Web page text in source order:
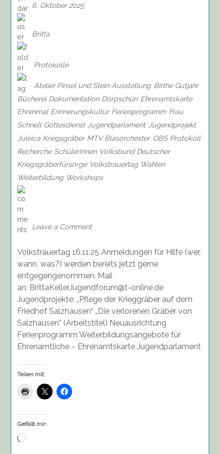
6. Oktober 2025
Britta
Protokolle
Atelier Pinsel und Stein Ausstellung Birthe Gutjahr
Bücherei Dokumentation Dörpschün Ehrenamtskarte
Ehrenmal Erinnerungskultur Ferienprogramm Frau
Schnell Gottesdienst Jugendparlament Jugendprojekt
Juleica Kriegsgräber MTV Blasorchester OBS Protokoll
Recherche SchülerInnen Volksbund Deutscher
Kriegsgräberfürsorge Volkstrauertag Wahlen
Weiterbildung Workshops
Leave a Comment
des
Brückenschlag
am
24.09.25
Volkstrauertag 16.11.25 Anmeldungen für Hilfe (wer,
wann, was?) werden bereits jetzt gerne
entgegengenommen. Mail
an: BrittaKellerJugendforum@t-online.de
Jugendprojekte: „Pflege der Krieggräber auf dem
Friedhof Salzhausen“ „Die verlorenen Gräber von
Salzhausen“ (Arbeitstitel) Neuausrichtung
Ferienprogramm Weiterbildungsangebote für
Ehrenamtliche – Ehrenamtskarte Jugendparlament
Teilen mit:
Gefällt mir:
Wird